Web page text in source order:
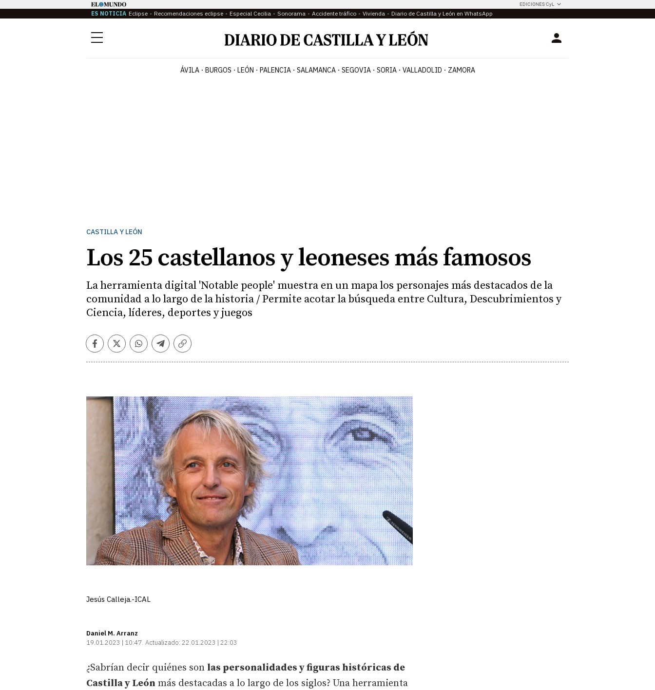
EDICIONES CyL
ES NOTICIA Eclipse Recomendaciones eclipse Especial Cecilia Sonorama Accidente tráfico Vivienda Diario de Castilla y León en WhatsApp
Menú Login
ÁVILA BURGOS LEÓN PALENCIA SALAMANCA SEGOVIA SORIA VALLADOLID ZAMORA
CASTILLA Y LEÓN
Los 25 castellanos y leoneses más famosos
La herramienta digital 'Notable people' muestra en un mapa los personajes más destacados de la
comunidad a lo largo de la historia / Permite acotar la búsqueda entre Cultura, Descubrimientos y
Ciencia, líderes, deportes y juegos
Facebook
TwitterWhatsapp
Telegram
Copiar
Jesús Calleja.-ICAL
Daniel M. Arranz
19.01.2023 | 10:47 Actualizado: 22.01.2023 | 22:03
¿Sabrían decir quiénes son las personalidades y figuras históricas de
Castilla y León más destacadas a lo largo de los siglos? Una herramienta